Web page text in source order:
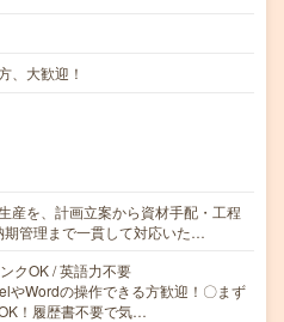
、大歓迎！
産を、計画立案から資材手配・工程
期管理まで一貫して対応いた…
クOK / 英語力不要
Wordの操作できる方歓迎！〇まず
！履歴書不要で気…